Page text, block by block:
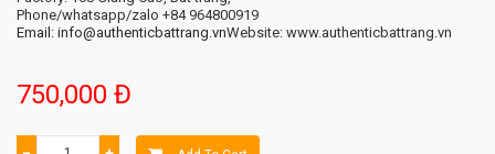
Phone/whatsapp/zalo +84 964800919
Email: info@authenticbattrang.vn​Website: www.authenticbattrang.vn
750,000 Đ